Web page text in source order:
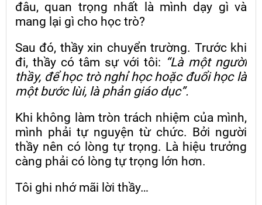
đâu, quan trọng nhất là mình dạy gì và
mang lại gì cho học trò?
Sau đó, thầy xin chuyển trường. Trước khi
đi, thầy có tâm sự với tôi: “Là một người
thầy, để học trò nghỉ học hoặc đuổi học là
một bước lùi, là phản giáo dục”.
Khi không làm tròn trách nhiệm của mình,
mình phải tự nguyện từ chức. Bởi người
thầy nên có lòng tự trọng. Là hiệu trưởng
càng phải có lòng tự trọng lớn hơn.
Tôi ghi nhớ mãi lời thầy…